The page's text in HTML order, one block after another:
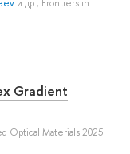
и др., Frontiers in
Gradient
Optical Materials 2025